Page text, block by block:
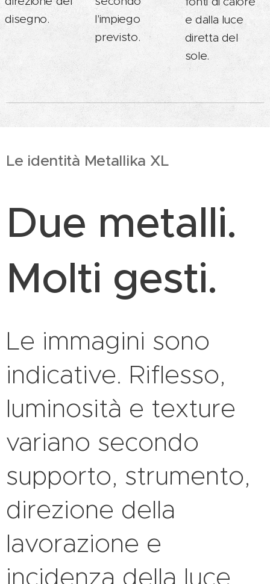
disegno.
l'impiego
previsto.
e dalla luce
diretta del
sole.
Le identità Metallika XL
Due metalli.
Molti gesti.
Le immagini sono
indicative. Riflesso,
luminosità e texture
variano secondo
supporto, strumento,
direzione della
lavorazione e
incidenza della luce.